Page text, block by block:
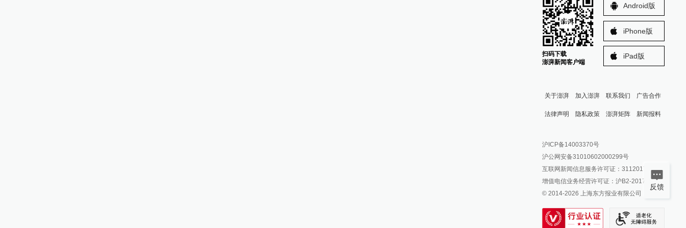
扫码下载
澎湃新闻客户端
Android版
iPhone版
iPad版
关于澎湃 加入澎湃 联系我们 广告合作
法律声明 隐私政策 澎湃矩阵
澎湃新闻公众号
澎湃新闻抖音号
派生万物开放平台
IP SHANGHAI
SIXTH TONE
新闻报料
报料邮箱: news@thepaper.cn
沪ICP备14003370号
沪公网安备31010602000299号
互联网新闻信息服务许可证：31120170006
增值电信业务经营许可证：沪B2-2017116
© 2014-2026 上海东方报业有限公司
反馈